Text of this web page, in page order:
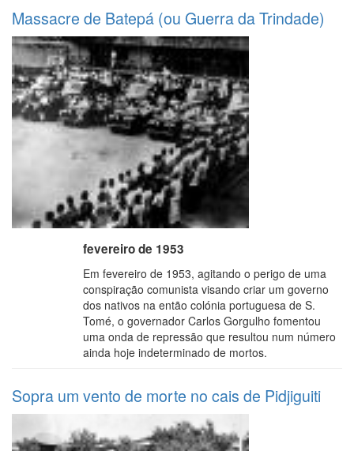
Massacre de Batepá (ou Guerra da Trindade)
fevereiro de 1953
Em fevereiro de 1953, agitando o perigo de uma
conspiração comunista visando criar um governo
dos nativos na então colónia portuguesa de S.
Tomé, o governador Carlos Gorgulho fomentou
uma onda de repressão que resultou num número
ainda hoje indeterminado de mortos.
Sopra um vento de morte no cais de Pidjiguiti